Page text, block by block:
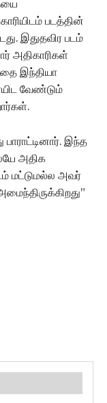
படத்தின்
இதுதவிர படம்
அதிகாரிகள்
இந்தியா
வேண்டும்
இந்த
அதிக
மட்டுமல்ல அவர்